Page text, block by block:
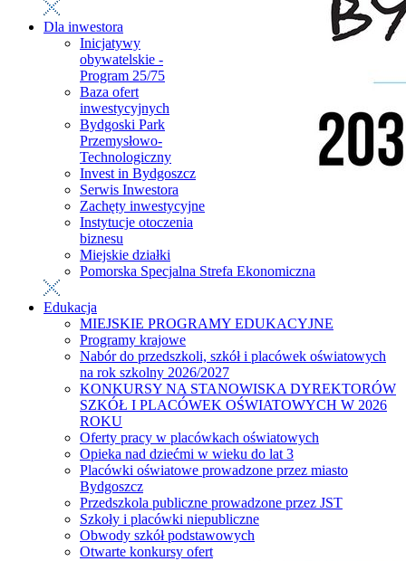
Dla inwestora
Inicjatywy
obywatelskie -
Program 25/75
Baza ofert
inwestycyjnych
Bydgoski Park
Przemysłowo-
Technologiczny
Invest in Bydgoszcz
Serwis Inwestora
Zachęty inwestycyjne
Instytucje otoczenia
biznesu
Miejskie działki
Pomorska Specjalna Strefa Ekonomiczna
Edukacja
MIEJSKIE PROGRAMY EDUKACYJNE
Programy krajowe
Nabór do przedszkoli, szkół i placówek oświatowych
na rok szkolny 2026/2027
KONKURSY NA STANOWISKA DYREKTORÓW
SZKÓŁ I PLACÓWEK OŚWIATOWYCH W 2026
ROKU
Oferty pracy w placówkach oświatowych
Opieka nad dziećmi w wieku do lat 3
Placówki oświatowe prowadzone przez miasto
Bydgoszcz
Przedszkola publiczne prowadzone przez JST
Szkoły i placówki niepubliczne
Obwody szkół podstawowych
Otwarte konkursy ofert